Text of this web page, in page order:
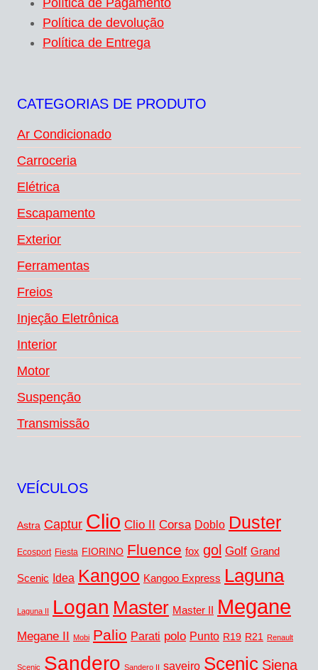
Política de Pagamento
Política de devolução
Política de Entrega
CATEGORIAS DE PRODUTO
Ar Condicionado
Carroceria
Elétrica
Escapamento
Exterior
Ferramentas
Freios
Injeção Eletrônica
Interior
Motor
Suspenção
Transmissão
VEÍCULOS
Astra Captur Clio Clio II Corsa Doblo Duster
Ecosport Fiesta FIORINO Fluence fox gol Golf Grand
Scenic Idea Kangoo Kangoo Express Laguna
Laguna II Logan Master Master II Megane
Megane II Mobi Palio Parati polo Punto R19 R21 Renault
Scenic Sandero Sandero II saveiro Scenic Siena